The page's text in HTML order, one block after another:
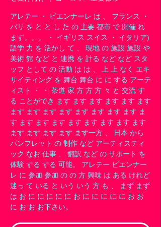
アレテー ・ ビエンナーレ は 、 フランス ・
パリ を と と し た の 主要 都市 で 開催 れ
ます。。。 ・ イギリス スイス ・ イタリア)
語学 力 を 活かし て 、 現地 の 施設 施設 や
美術 館 など と 連携 を 計る など など スタ
ッフ として の 活動 は は 、 上 上 なく エキ
サイティング を 舞台 舞台 に に する アーテ
ィスト ・ ・ 茶道 家 方 方 方 々 と 交流 す
る ことができ ます ます ます ます ます ます
ます ます ます ます ます ます ます ます ま
す ます ます ます ます ます ます ます ます
ます ます ます ます ます一方 、 日本 から
パンフレット の 制作 など アーティスティ
ック なお 仕事 、 翻訳 など の サポート を
体験 する する 可能。 アレテー ビエンナー
レ に 参加 参加 の の 方 興味 は ある けれど
迷っ て いる と いう いう 方 も 、 まず まず
は お に に に に に お に に に に に お お
に お お お下さい。